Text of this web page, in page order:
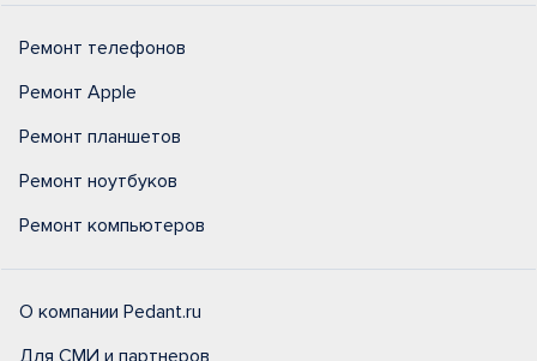
Ремонт телефонов
Ремонт Apple
Ремонт планшетов
Ремонт ноутбуков
Ремонт компьютеров
О компании Pedant.ru
Для СМИ и партнеров